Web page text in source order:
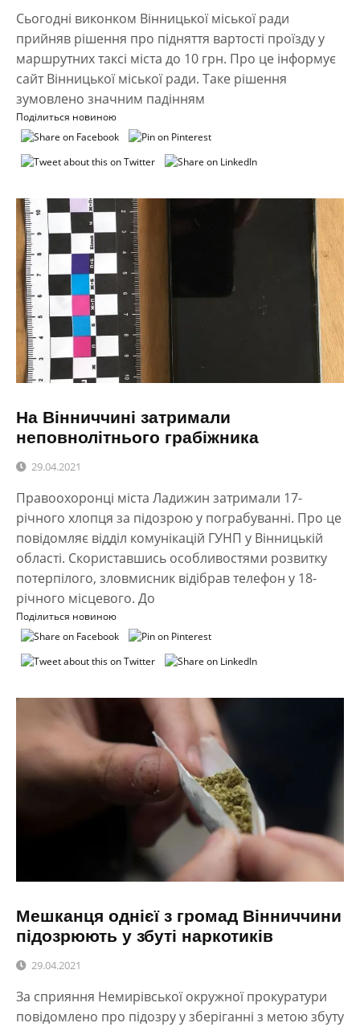
Сьогодні виконком Вінницької міської ради
прийняв рішення про підняття вартості проїзду у
маршрутних таксі міста до 10 грн. Про це інформує
сайт Вінницької міської ради. Таке рішення
зумовлено значним падінням
Поділиться новиною
На Вінниччині затримали
неповнолітнього грабіжника
29.04.2021
Правоохоронці міста Ладижин затримали 17-
річного хлопця за підозрою у пограбуванні. Про це
повідомляє відділ комунікацій ГУНП у Вінницькій
області. Скориставшись особливостями розвитку
потерпілого, зловмисник відібрав телефон у 18-
річного місцевого. До
Поділиться новиною
Мешканця однієї з громад Вінниччини
підозрюють у збуті наркотиків
29.04.2021
За сприяння Немирівської окружної прокуратури
повідомлено про підозру у зберіганні з метою збуту